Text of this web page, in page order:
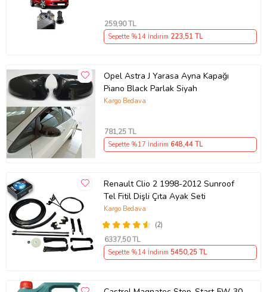
259,90 TL
Sepette %14 İndirim 223,51 TL
Opel Astra J Yarasa Ayna Kapağı
Piano Black Parlak Siyah
Kargo Bedava
781,25 TL
Sepette %17 İndirim 648,44 TL
Renault Clio 2 1998-2012 Sunroof
Tel Fitil Dişli Çıta Ayak Seti
(2)
Kargo Bedava
6337,50 TL
Sepette %14 İndirim 5450,25 TL